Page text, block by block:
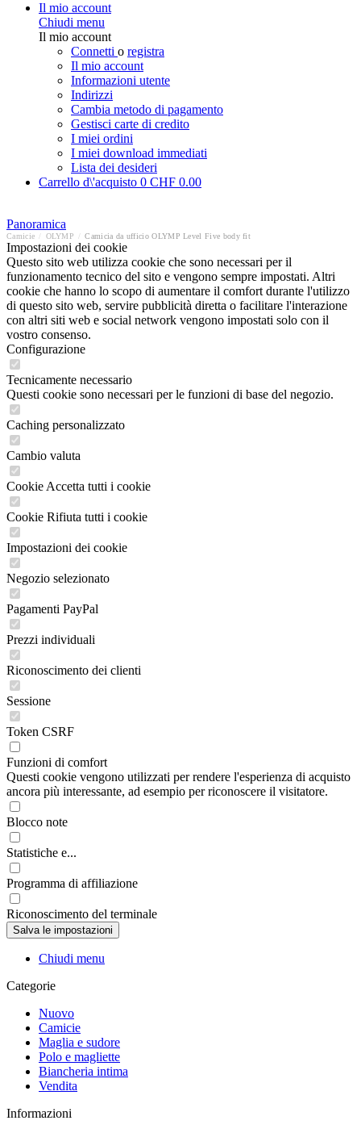
Il mio account
Chiudi menu
Il mio account
Connetti o registra
Il mio account
Informazioni utente
Indirizzi
Cambia metodo di pagamento
Gestisci carte di credito
I miei ordini
I miei download immediati
Lista dei desideri
Carrello d\'acquisto 0 CHF 0.00
Panoramica
Camicie OLYMP Camicia da ufficio OLYMP Level Five body fit
Impostazioni dei cookie
Questo sito web utilizza cookie che sono necessari per il
funzionamento tecnico del sito e vengono sempre impostati. Altri
cookie che hanno lo scopo di aumentare il comfort durante l'utilizzo
di questo sito web, servire pubblicità diretta o facilitare l'interazione
con altri siti web e social network vengono impostati solo con il
vostro consenso.
Configurazione
Tecnicamente necessario
Questi cookie sono necessari per le funzioni di base del negozio.
Caching personalizzato
Cambio valuta
Cookie Accetta tutti i cookie
Cookie Rifiuta tutti i cookie
Impostazioni dei cookie
Negozio selezionato
Pagamenti PayPal
Prezzi individuali
Riconoscimento dei clienti
Sessione
Token CSRF
Funzioni di comfort
Questi cookie vengono utilizzati per rendere l'esperienza di acquisto
ancora più interessante, ad esempio per riconoscere il visitatore.
Blocco note
Statistiche e...
Programma di affiliazione
Riconoscimento del terminale
Chiudi menu
Categorie
Nuovo
Camicie
Maglia e sudore
Polo e magliette
Biancheria intima
Vendita
Informazioni